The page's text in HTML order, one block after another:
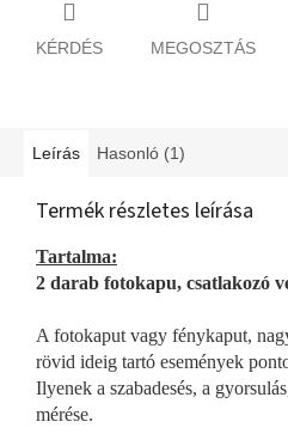
KÉRDÉS MEGOSZTÁS
Leírás Hasonló (1)
Termék részletes leírása
Tartalma:
2 darab fotokapu, csatlakozó
A fotokaput vagy fénykaput,
rövid ideig tartó események
Ilyenek a szabadesés, a
mérése.